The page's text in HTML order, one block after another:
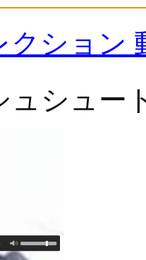
クション
ュシュー